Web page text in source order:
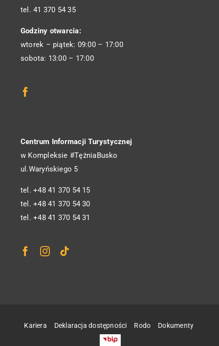
tel. 41 370 54 35
Godziny otwarcia:
wtorek – piątek: 09:00 – 17:00
sobota: 13:00 – 17:00
Centrum Informacji Turystycznej
w Kompleksie #TężniaBusko
ul.Waryńskiego 5
tel. +48 41 370 54 15
tel. +48 41 370 54 30
tel. +48 41 370 54 31
Kariera Deklaracja dostępności Rodo Dokumenty